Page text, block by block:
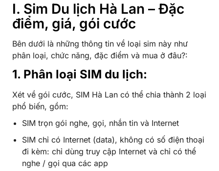
I. Sim Du lịch Hà Lan – Đặc
điểm, giá, gói cước
Bên dưới là những thông tin về loại sim này như
phân loại, chức năng, đặc điểm và mua ở đâu?:
1. Phân loại SIM du lịch:
Xét về gói cước, SIM Hà Lan có thể chia thành 2 loại
phổ biến, gồm:
SIM trọn gói nghe, gọi, nhắn tin và Internet
SIM chỉ có Internet (data), không có số điện thoại
đi kèm: chỉ dùng truy cập Internet và chỉ có thể
nghe / gọi qua các app